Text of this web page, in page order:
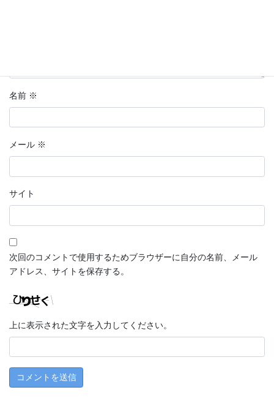
名前 ※
メール ※
サイト
次回のコメントで使用するためブラウザーに自分の名前、メール
アドレス、サイトを保存する。
上に表示された文字を入力してください。